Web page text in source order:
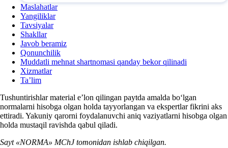
Maslahatlar
Yangiliklar
Tavsiyalar
Shakllar
Javob beramiz
Qonunchilik
Muddatli mehnat shartnomasi qanday bekor qilinadi
Xizmatlar
Ta’lim
Tushuntirishlar material e’lon qilingan paytda amalda boʻlgan
normalarni hisobga olgan holda tayyorlangan va ekspertlar fikrini aks
ettiradi. Yakuniy qarorni foydalanuvchi aniq vaziyatlarni hisobga olgan
holda mustaqil ravishda qabul qiladi.
Sayt «NORMA» MChJ tomonidan ishlab chiqilgan.